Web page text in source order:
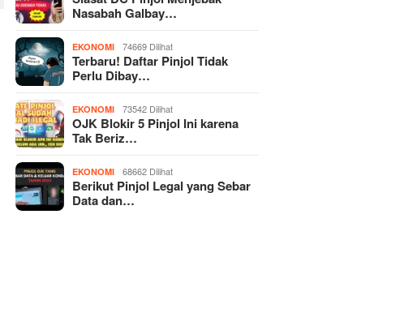
Nasabah Galbay…
EKONOMI 74669 Dilihat
Terbaru! Daftar Pinjol Tidak
Perlu Dibay…
EKONOMI 73542 Dilihat
OJK Blokir 5 Pinjol Ini karena
Tak Beriz…
EKONOMI 68662 Dilihat
Berikut Pinjol Legal yang Sebar
Data dan…